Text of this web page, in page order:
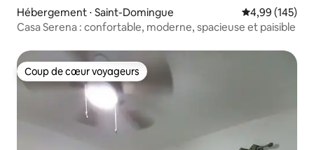
Hébergement ⋅ Saint-Domingue Évaluation
4,99 (145)
Casa Serena : confortable, moderne, spacieuse et paisible
Coup de cœur voyageurs
Coup de cœur voyageurs